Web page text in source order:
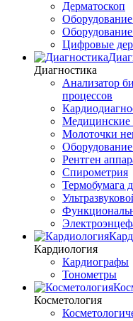
Дерматоскоп
Оборудование
Цифровые
Диагностика
Анализатор
процессов
Медицинские
Молоточки
Рентген
Спирометрия
Термобумага
Кардиология
Кардиографы
Тонометры
Косметология